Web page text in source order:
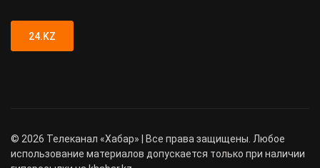
24.KZ
© 2026 Телеканал «Хабар» | Все права защищены. Любое
использование материалов допускается только при наличии